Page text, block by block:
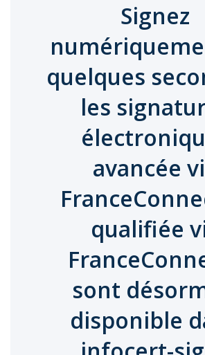
Signez
quelques
les
avancée
qualifiée
sont
disponible